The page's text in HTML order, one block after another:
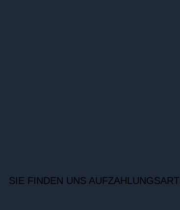
SIE FINDEN UNS AUF